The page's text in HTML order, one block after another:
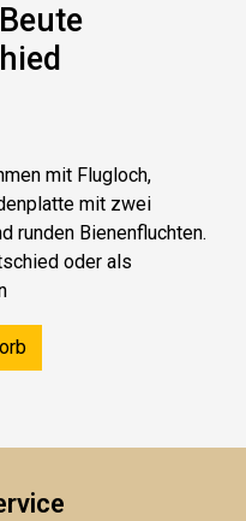
mit Flugloch,
mit zwei
runden Bienenfluchten.
oder als